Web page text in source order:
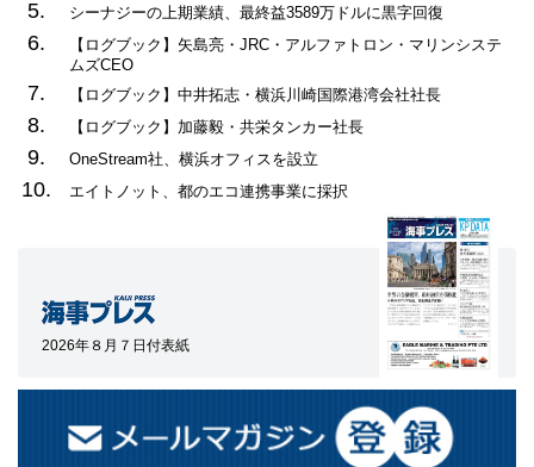
5. シーナジーの上期業績、最終益3589万ドルに黒字回復
6.
【ログブック】矢島亮・JRC・アルファトロン・マリンシステ
ムズCEO
7. 【ログブック】中井拓志・横浜川崎国際港湾会社社長
8. 【ログブック】加藤毅・共栄タンカー社長
9. OneStream社、横浜オフィスを設立
10. エイトノット、都のエコ連携事業に採択
2026年８月７日付表紙